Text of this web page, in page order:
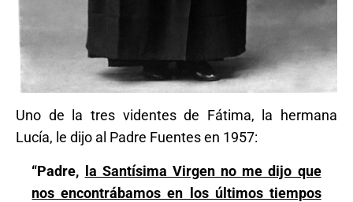
Uno de la tres videntes de Fátima, la hermana
Lucía, le dijo al Padre Fuentes en 1957:
“Padre, la Santísima Virgen no me dijo que
nos encontrábamos en los últimos tiempos